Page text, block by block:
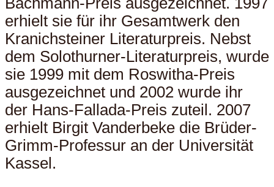
erhielt sie für ihr Gesamtwerk den
Kranichsteiner Literaturpreis. Nebst
dem Solothurner-Literaturpreis, wurde
sie 1999 mit dem Roswitha-Preis
ausgezeichnet und 2002 wurde ihr
der Hans-Fallada-Preis zuteil. 2007
erhielt Birgit Vanderbeke die Brüder-
Grimm-Professur an der Universität
Kassel.